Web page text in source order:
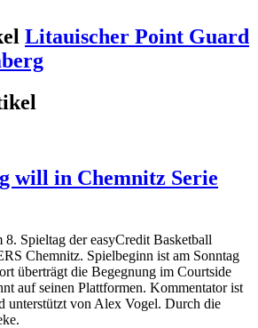
Litauischer Point Guard
will in Chemnitz Serie
8. Spieltag der easyCredit Basketball
Chemnitz. Spielbeginn ist am Sonntag
überträgt die Begegnung im Courtside
auf seinen Plattformen. Kommentator ist
unterstützt von Alex Vogel. Durch die